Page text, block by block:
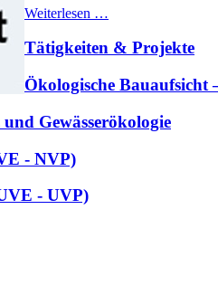
Weiterlesen …
Tätigkeiten & Projekte
Ökologische Bauaufsicht
Gewässerökologie
- NVP)
- UVP)